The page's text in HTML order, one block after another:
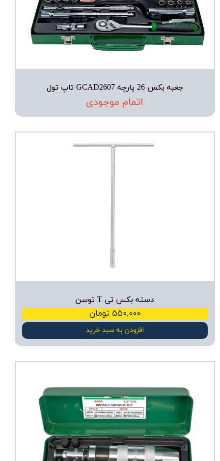
جعبه بکس 26 پارچه GCAD2607 تاپ تول
اتمام موجودی
دسته بکس تی T توسن
۵۵۰,۰۰۰ تومان
افزودن به سبد خرید